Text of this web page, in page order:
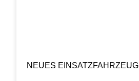
NEUES EINSATZFAHRZEUG